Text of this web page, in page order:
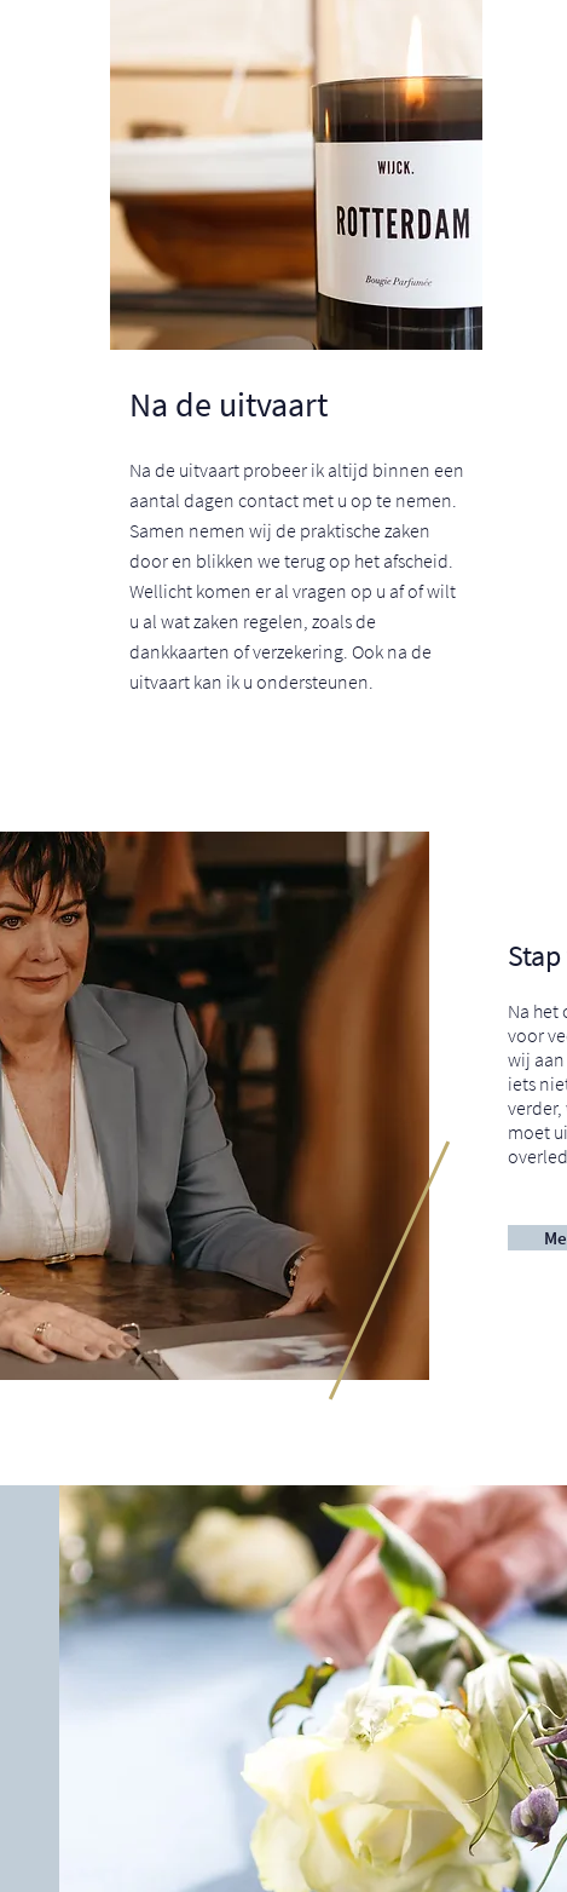
Na de uitvaart
Na de uitvaart probeer ik altijd binnen een
aantal dagen contact met u op te nemen.
Samen nemen wij de praktische zaken
door en blikken we terug op het afscheid.
Wellicht komen er al vragen op u af of wilt
u al wat zaken regelen, zoals de
dankkaarten of verzekering. Ook na de
uitvaart kan ik u ondersteunen.
Na het
voor
wij
iets
moet